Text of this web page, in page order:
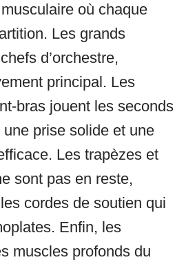
où chaque
Les grands
d’orchestre,
principal. Les
bras jouent les seconds
prise solide et une
Les trapèzes et
sont pas en reste,
cordes de soutien qui
Enfin, les
muscles profonds du